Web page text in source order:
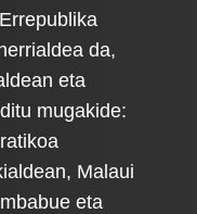
da,
eta
mugakide:
Malaui
eta